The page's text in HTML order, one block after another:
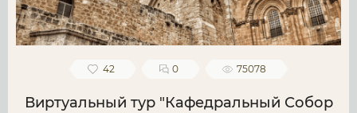
42 0 75078
Виртуальный тур "Кафедральный Собор